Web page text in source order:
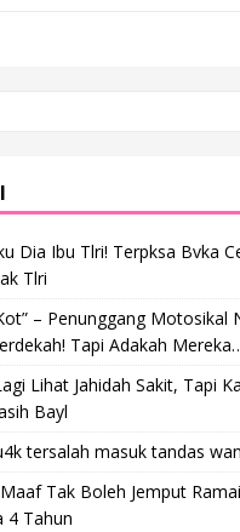
Dia Ibu Tlri! Terpksa Bvka
Tlri
– Penunggang Motosikal
Tapi Adakah
Lihat Jahidah Sakit, Tapi
Bayl
tersalah masuk tandas
Tak Boleh Jemput
4 Tahun